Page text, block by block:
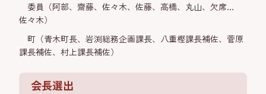
委員（阿部、齋藤、佐々木、佐藤、高橋、丸山、欠席…
佐々木）
町（青木町長、岩渕総務企画課長、八重樫課長補佐、菅原
課長補佐、村上課長補佐）
会長選出